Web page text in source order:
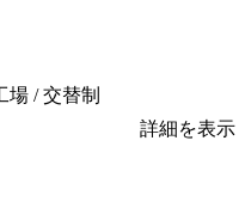
場 / 交替制
詳細を表示